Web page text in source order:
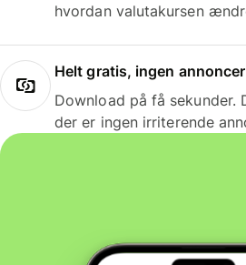
hvordan valutakursen
Helt gratis, ingen annoncer
Download på få sekunder.
der er ingen irriterende